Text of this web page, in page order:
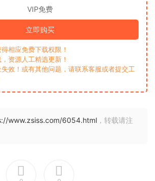
VIP免费
立即购买
相应免费下载权限！
资源人工精选更新！
效！或有其他问题，请联系客服或者提交工
www.zsiss.com/6054.html ，转载请注